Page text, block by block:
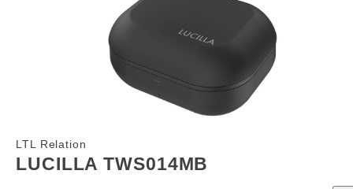
LTL Relation
LUCILLA TWS014MB